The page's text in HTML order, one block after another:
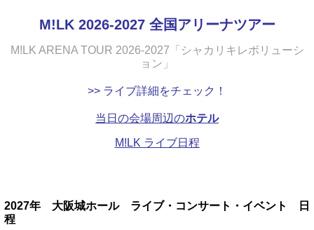
M!LK 2026-2027 全国アリーナツアー
M!LK ARENA TOUR 2026-2027「シャカリキレボリューシ
ョン」
>> ライブ詳細をチェック！
当日の会場周辺のホテル
M!LK ライブ日程
2027年 大阪城ホール ライブ・コンサート・イベント 日
程